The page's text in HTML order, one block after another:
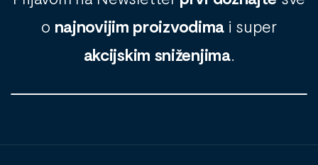
o najnovijim proizvodima i super
akcijskim sniženjima.